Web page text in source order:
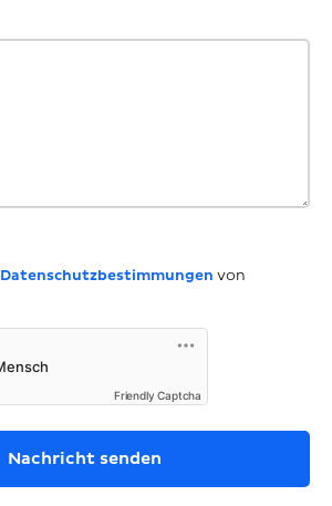
Datenschutzbestimmungen von
Friendly Captcha